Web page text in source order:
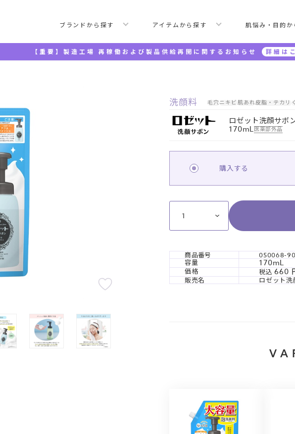
ブランドから探す アイテムから探す 肌悩み・目的か
【重要】製造工場 再稼働および製品供給再開に関するお知らせ 詳細は
ロゼット洗顔サボン アクネウォッシュ つめかえ
洗顔料 毛穴ニキビ肌あれ皮脂・テカリ
ロゼット洗顔サボ
170mL医薬部外品
購入する
商品番号
050068-
容量
170mL
価格 税込 660
販売名 ロゼット洗